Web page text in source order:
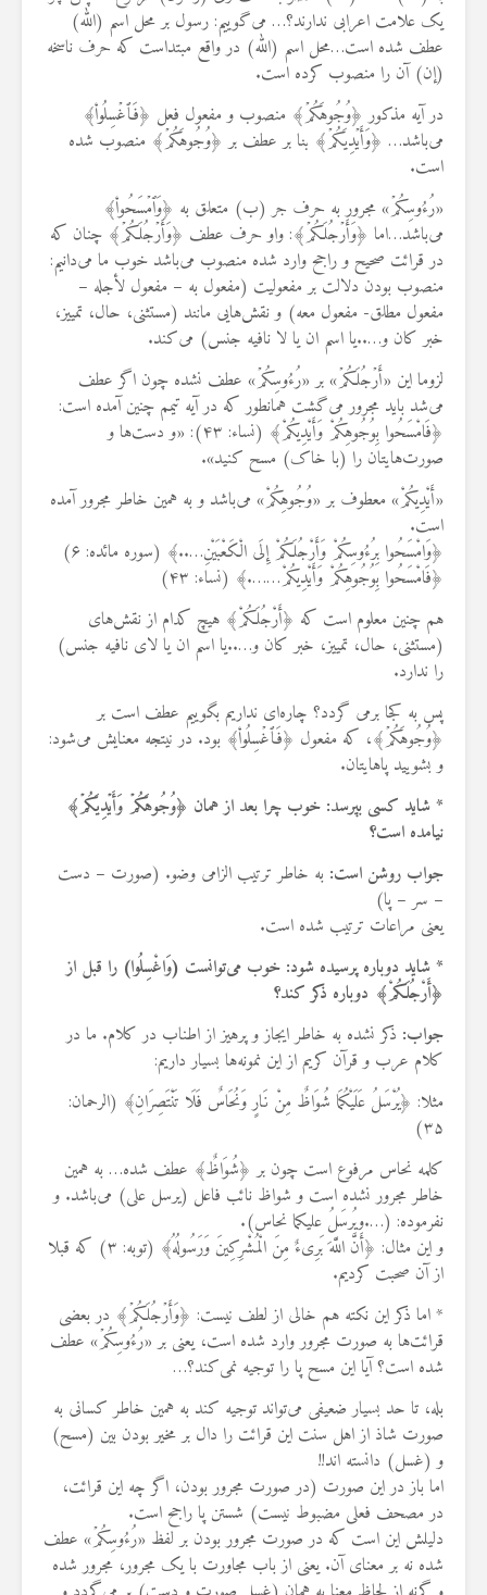
یک علامت اعرابی ندارند؟… می‌گوییم: رسول بر محل اسم (الله)
عطف شده است…محل اسم (الله) در واقع مبتداست که حرف ناسخه
(إن) آن را منصوب کرده است.
در آیه مذکور ﴿وُجُوهَکُمۡ﴾ منصوب و مفعول فعل ﴿فَٱغۡسِلُواْ﴾
می‌باشد… ﴿وَأَیۡدِیَکُمۡ﴾ بنا بر عطف بر ﴿وُجُوهَکُمۡ﴾ منصوب شده
است.
«رُءُوسِکُمۡ» مجرور به حرف جر (ب) متعلق به ﴿وَٱمۡسَحُواْ﴾
می‌باشد…اما ﴿وَأَرۡجُلَکُمۡ﴾: واو حرف عطف ﴿وَأَرۡجُلَکُمۡ﴾ چنان که
در قرائت صحیح و راجح وارد شده منصوب می‌باشد خوب ما می‌دانیم:
منصوب بودن دلالت بر مفعولیت (مفعول به – مفعول لأجله –
مفعول مطلق- مفعول معه) و نقش‌هایی مانند (مستثنی، حال، تمییز،
خبر کان و…..یا اسم ان یا لا نافیه جنس) می‌کند.
لزوما این «أَرۡجُلَکُمۡ» بر «رُءُوسِکُمۡ» عطف نشده چون اگر عطف
می‌شد باید مجرور می‌گشت همانطور که در آیه تیمم چنین آمده است:
﴿فَامْسَحُوا بِوُجُوهِکُمْ وَأَیْدِیکُمْ﴾ (نساء: ۴۳): «و دست‌ها و
صورت‌هایتان را (با خاک) مسح کنید».
«أَیْدِیکُمْ» معطوف بر «وُجُوهِکُمْ» می‌باشد و به همین خاطر مجرور آمده
است.
﴿وَامْسَحُوا بِرُءُوسِکُمْ وَأَرْجُلَکُمْ إِلَى الْکَعْبَیْنِ…..﴾ (سوره مائده: ۶)
﴿فَامْسَحُوا بِوُجُوهِکُمْ وَأَیْدِیکُمْ…….﴾ (نساء: ۴۳)
هم چنین معلوم است که ﴿أَرْجُلَکُمْ﴾ هیچ کدام از نقش‌های
(مستثنی، حال، تمییز، خبر کان و…..یا اسم ان یا لای نافیه جنس)
را ندارد.
پس به کجا برمی گردد؟ چاره‌ای نداریم بگوییم عطف است بر
﴿وُجُوهَکُمۡ﴾، که مفعول ﴿فَٱغۡسِلُواْ﴾ بود. در نیتجه معنایش می‌شود:
و بشویید پاهایتان.
*شاید کسی بپرسد: خوب چرا بعد از همان ﴿وُجُوهَکُمۡ وَأَیۡدِیَکُمۡ﴾
نیامده است؟
جواب روشن است: به خاطر ترتیب الزامی وضو. (صورت – دست
– سر – پا)
یعنی مراعات ترتیب شده است.
*شاید دوباره پرسیده شود: خوب می‌توانست (وَاغْسِلُوا) را قبل از
﴿أَرْجُلَکُمْ﴾ دوباره ذکر کند؟
جواب: ذکر نشده به خاطر ایجاز و پرهیز از اطناب در کلام. ما در
کلام عرب و قرآن کریم از این نمونه‌ها بسیار داریم:
مثلا: ﴿یُرْسَلُ عَلَیْکُمَا شُوَاظٌ مِنْ نَارٍ وَنُحَاسٌ فَلَا تَنْتَصِرَانِ﴾ (الرحمان:
۳۵)
کلمه نحاس مرفوع است چون بر ﴿شُوَاظٌ﴾ عطف شده… به همین
خاطر مجرور نشده است و شواظ نائب فاعل (یرسل علی) می‌باشد. و
نفرموده: (….ویُرسَلُ علیکما نحاس).
و این مثال: ﴿أَنَّ اللَّهَ بَرِیءٌ مِنَ الْمُشْرِکِینَ وَرَسُولُهُ﴾ (توبه: ۳) که قبلا
از آن صحبت کردیم.
* اما ذکر این نکته هم خالی از لطف نیست: ﴿وَأَرۡجُلَکُمۡ﴾ در بعضی
قرائت‌ها به صورت مجرور وارد شده است، یعنی بر «رُءُوسِکُمۡ» عطف
شده است؟ آیا این مسح پا را توجیه نمی‌کند؟…
بله، تا حد بسیار ضعیفی می‌تواند توجیه کند به همین خاطر کسانی به
صورت شاذ از اهل سنت این قرائت را دال بر مخیر بودن بین (مسح)
و (غسل) دانسته اند!!
اما باز در این صورت (در صورت مجرور بودن، اگر چه این قرائت،
در مصحف فعلی مضبوط نیست) شستن پا راجح است.
دلیلش این است که در صورت مجرور بودن بر لفظ «رُءُوسِکُمۡ» عطف
شده نه بر معنای آن. یعنی از باب مجاورت با یک مجرور، مجرور شده